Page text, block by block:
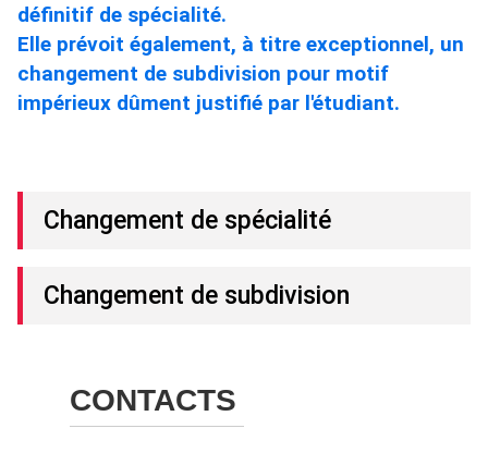
définitif de spécialité.
Elle prévoit également, à titre exceptionnel, un
changement de subdivision pour motif
impérieux dûment justifié par l'étudiant.
Changement de spécialité
Changement de subdivision
CONTACTS